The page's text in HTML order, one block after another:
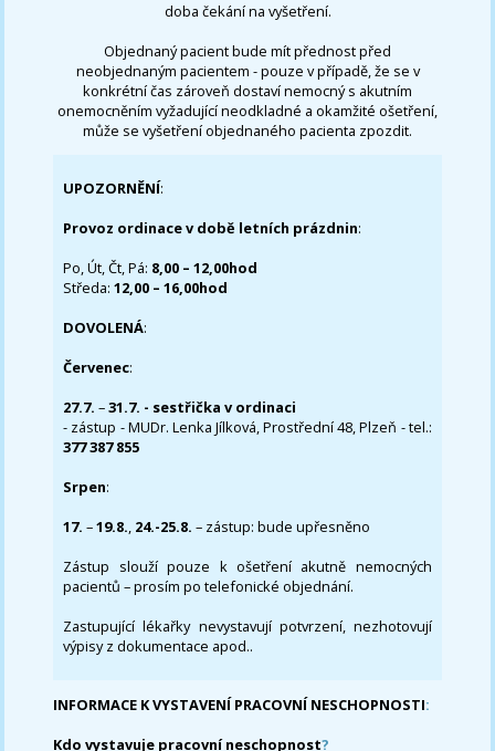
doba čekání na vyšetření.
Objednaný pacient bude mít přednost před
neobjednaným pacientem - pouze v případě, že se v
konkrétní čas zároveň dostaví nemocný s akutním
onemocněním vyžadující neodkladné a okamžité ošetření,
může se vyšetření objednaného pacienta zpozdit.
UPOZORNĚNÍ:
Provoz ordinace v době letních prázdnin:
Po, Út, Čt, Pá: 8,00 – 12,00hod
Středa:12,00 – 16,00hod
DOVOLENÁ:
Červenec:
27.7.–31.7. - sestřička v ordinaci
- zástup - MUDr. Lenka Jílková, Prostřední 48, Plzeň - tel.:
377 387 855
Srpen:
17. –19.8., 24.-25.8. – zástup: bude upřesněno
Zástup slouží pouze k ošetření akutně nemocných
pacientů – prosím po telefonické objednání.
Zastupující lékařky nevystavují potvrzení, nezhotovují
výpisy z dokumentace apod..
INFORMACE K VYSTAVENÍ PRACOVNÍ NESCHOPNOSTI:
Kdo vystavuje pracovní neschopnost?